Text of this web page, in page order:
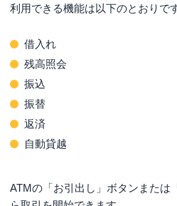
利用できる機能は以下のとおりです
借入れ
残高照会
振込
振替
返済
自動貸越
ATMの「お引出し」ボタンまたは